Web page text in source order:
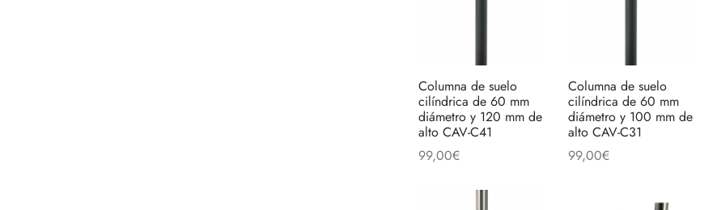
Columna de suelo
cilíndrica de 60 mm
diámetro y 120 mm de
alto CAV-C41
99,00€
Columna de suelo
cilíndrica de 60 mm
diámetro y 100 mm de
alto CAV-C31
99,00€